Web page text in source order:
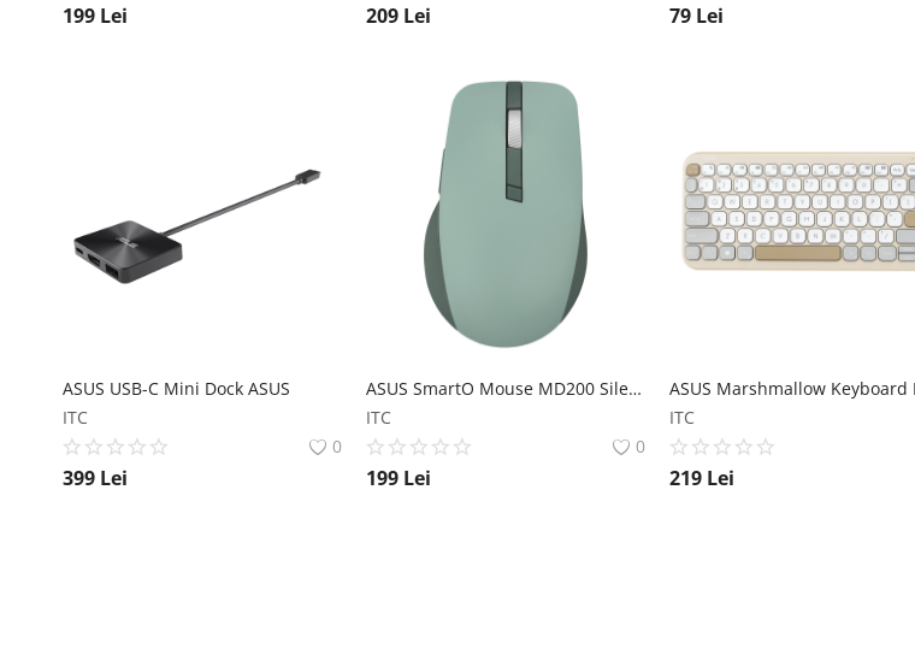
199 Lei 209 Lei 79 Lei
ASUS USB-C Mini Dock ASUS
ITC
0
399 Lei
ASUS SmartO Mouse MD200 Silent Plus ASUS
ITC
0
199 Lei
ITC
219 Lei